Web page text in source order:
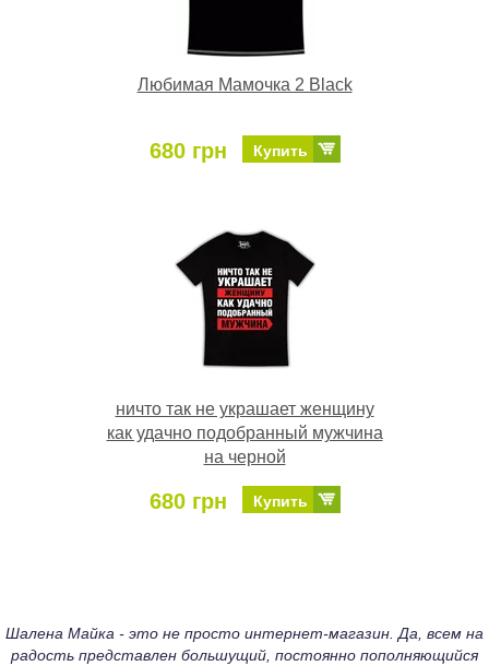
Любимая Мамочка 2 Black
680 грн Купить
ничто так не украшает женщину
как удачно подобранный мужчина
на черной
680 грн Купить
Шалена Майка - это не просто интернет-магазин. Да, всем на
радость представлен большущий, постоянно пополняющийся